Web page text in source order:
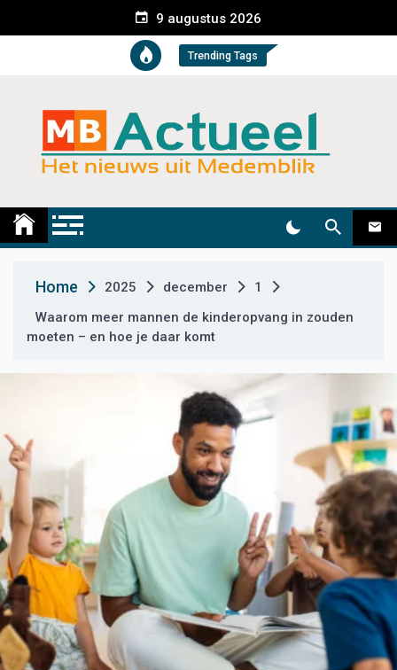
e
t
9 augustus 2026
Trending Tags
Medemblik Actueel
Home 2025 december
1
Waarom meer mannen de kinderopvang in zouden
moeten – en hoe je daar komt